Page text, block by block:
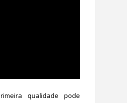
qualidade pode